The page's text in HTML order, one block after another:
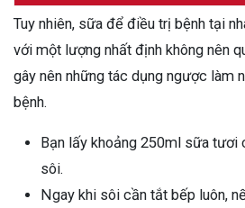
Tuy nhiên, sữa để điều trị bệnh tại
với một lượng nhất định không nên
gây nên những tác dụng ngược làm
bệnh.
Bạn lấy khoảng 250ml sữa tươi
sôi.
Ngay khi sôi cần tắt bếp luôn,